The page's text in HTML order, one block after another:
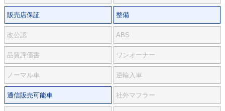
販売店保証 整備
改公認 ABS
品質評価書 ワンオーナー
ノーマル車 逆輸入車
通信販売可能車 社外マフラー